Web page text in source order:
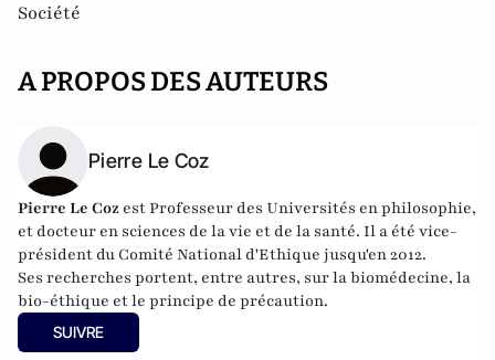
Société
A PROPOS DES AUTEURS
Pierre Le Coz
Pierre Le Coz est Professeur des Universités en philosophie,
et docteur en sciences de la vie et de la santé. Il a été vice-
président du Comité National d'Ethique jusqu'en 2012.
Ses recherches portent, entre autres, sur la biomédecine, la
bio-éthique et le principe de précaution.
SUIVRE